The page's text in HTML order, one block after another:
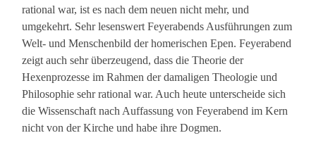
rational war, ist es nach dem neuen nicht mehr, und
umgekehrt. Sehr lesenswert Feyerabends Ausführungen zum
Welt- und Menschenbild der homerischen Epen. Feyerabend
zeigt auch sehr überzeugend, dass die Theorie der
Hexenprozesse im Rahmen der damaligen Theologie und
Philosophie sehr rational war. Auch heute unterscheide sich
die Wissenschaft nach Auffassung von Feyerabend im Kern
nicht von der Kirche und habe ihre Dogmen.